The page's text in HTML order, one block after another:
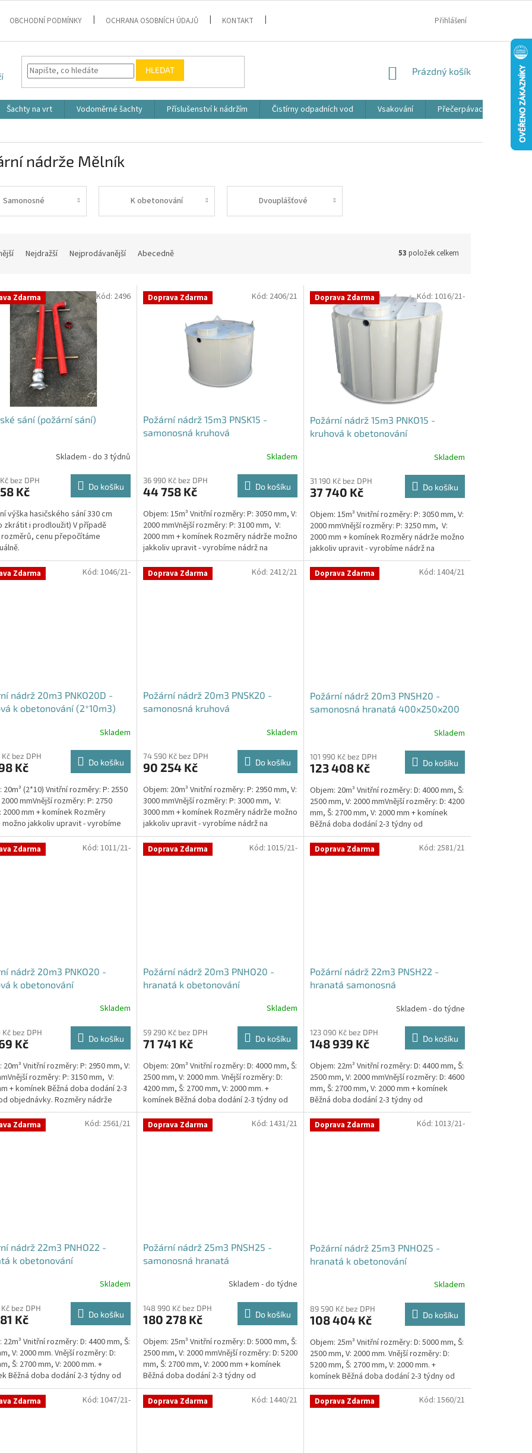
OBCHODNÍ PODMÍNKY OCHRANA OSOBNÍCH ÚDAJŮ KONTAKT Přihlášení
HLEDAT
NÁKUPNÍ
Prázdný košík
Šachty na vrt Vodoměrné šachty Příslušenství k nádržím Čistírny odpadních vod Vsakování Přečerpávací jímky
nádrže Mělník
Samonosné K obetonování Dvouplášťové
Nejdražší Nejprodávanější Abecedně 53 položek celkem
Zdarma
sání (požární sání)
Skladem - do 3 týdnů
bez DPH
Kč Do košíku
výška hasičského sání 330 cm
zkrátit i prodloužit) V případě
rozměrů, cenu přepočítáme
Kód: 2496 Doprava Zdarma
Požární nádrž 15m3 PNSK15 -
samonosná kruhová
Skladem
36 990 Kč bez DPH
44 758 Kč Do košíku
Objem: 15m³ Vnitřní rozměry: P: 3050 mm, V:
2000 mmVnější rozměry: P: 3100 mm, V:
2000 mm + komínek Rozměry nádrže možno
jakkoliv upravit - vyrobíme nádrž na
míru!Nádrž...
Kód: 2406/21 Doprava Zdarma
Požární nádrž 15m3 PNKO15 -
kruhová k obetonování
Skladem
31 190 Kč bez DPH
37 740 Kč Do košíku
Objem: 15m³ Vnitřní rozměry: P: 3050 mm, V:
2000 mmVnější rozměry: P: 3250 mm, V:
2000 mm + komínek Rozměry nádrže možno
jakkoliv upravit - vyrobíme nádrž na
míru!Nádrž...
Kód: 1016/21-
Zdarma
nádrž 20m3 PNKO20D -
k obetonování (2*10m3)
Skladem
bez DPH
Kč Do košíku
20m³ (2*10) Vnitřní rozměry: P: 2550
mmVnější rozměry: P: 2750
2000 mm + komínek Rozměry
možno jakkoliv upravit - vyrobíme
Kód: 1046/21- Doprava Zdarma
Požární nádrž 20m3 PNSK20 -
samonosná kruhová
Skladem
74 590 Kč bez DPH
90 254 Kč Do košíku
Objem: 20m³ Vnitřní rozměry: P: 2950 mm, V:
3000 mmVnější rozměry: P: 3000 mm, V:
3000 mm + komínek Rozměry nádrže možno
jakkoliv upravit - vyrobíme nádrž na
míru!Nádrž...
Kód: 2412/21 Doprava Zdarma
Požární nádrž 20m3 PNSH20 -
samonosná hranatá 400x250x200
Skladem
101 990 Kč bez DPH
123 408 Kč Do košíku
Objem: 20m³ Vnitřní rozměry: D: 4000 mm, Š:
2500 mm, V: 2000 mmVnější rozměry: D: 4200
mm, Š: 2700 mm, V: 2000 mm + komínek
Běžná doba dodání 2-3 týdny od
objednávky. Rozměry...
Kód: 1404/21
Zdarma
nádrž 20m3 PNKO20 -
k obetonování
Skladem
bez DPH
Kč Do košíku
20m³ Vnitřní rozměry: P: 2950 mm, V:
rozměry: P: 3150 mm, V:
+ komínek Běžná doba dodání 2-3
objednávky. Rozměry nádrže
Kód: 1011/21- Doprava Zdarma
Požární nádrž 20m3 PNHO20 -
hranatá k obetonování
produktu
je
z
5
hvězdiček.
Skladem
59 290 Kč bez DPH
71 741 Kč Do košíku
Objem: 20m³ Vnitřní rozměry: D: 4000 mm, Š:
2500 mm, V: 2000 mm. Vnější rozměry: D:
4200 mm, Š: 2700 mm, V: 2000 mm. +
komínek Běžná doba dodání 2-3 týdny od
objednávky....
Kód: 1015/21- Doprava Zdarma
Požární nádrž 22m3 PNSH22 -
hranatá samonosná
Skladem - do týdne
123 090 Kč bez DPH
148 939 Kč Do košíku
Objem: 22m³ Vnitřní rozměry: D: 4400 mm, Š:
2500 mm, V: 2000 mmVnější rozměry: D: 4600
mm, Š: 2700 mm, V: 2000 mm + komínek
Běžná doba dodání 2-3 týdny od
objednávky. Rozměry...
Kód: 2581/21
Zdarma
nádrž 22m3 PNHO22 -
k obetonování
Skladem
bez DPH
Kč Do košíku
Vnitřní rozměry: D: 4400 mm, Š:
V: 2000 mm. Vnější rozměry: D:
Š: 2700 mm, V: 2000 mm. +
Běžná doba dodání 2-3 týdny od
Kód: 2561/21 Doprava Zdarma
Požární nádrž 25m3 PNSH25 -
samonosná hranatá
Skladem - do týdne
148 990 Kč bez DPH
180 278 Kč Do košíku
Objem: 25m³ Vnitřní rozměry: D: 5000 mm, Š:
2500 mm, V: 2000 mmVnější rozměry: D: 5200
mm, Š: 2700 mm, V: 2000 mm + komínek
Běžná doba dodání 2-3 týdny od
objednávky. Rozměry...
Kód: 1431/21 Doprava Zdarma
Požární nádrž 25m3 PNHO25 -
hranatá k obetonování
produktu
je
z
5
hvězdiček.
Skladem
89 590 Kč bez DPH
108 404 Kč Do košíku
Objem: 25m³ Vnitřní rozměry: D: 5000 mm, Š:
2500 mm, V: 2000 mm. Vnější rozměry: D:
5200 mm, Š: 2700 mm, V: 2000 mm. +
komínek Běžná doba dodání 2-3 týdny od
objednávky....
Kód: 1013/21-
Zdarma Kód: 1047/21- Doprava Zdarma Kód: 1440/21 Doprava Zdarma Kód: 1560/21